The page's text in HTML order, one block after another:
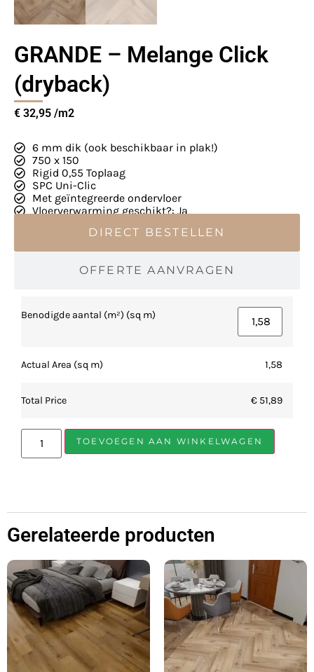
GRANDE – Melange Click
(dryback)
€ 32,95
6 mm dik (ook beschikbaar in plak!)
750 x 150
Rigid 0,55 Toplaag
SPC Uni-Clic
Met geïntegreerde ondervloer
Vloerverwarming geschikt?: Ja
DIRECT BESTELLEN
OFFERTE AANVRAGEN
Benodigde aantal (m²) (sq m)
Actual Area (sq m) 1,58
Total Price € 51,89
TOEVOEGEN AAN WINKELWAGEN
Gerelateerde producten